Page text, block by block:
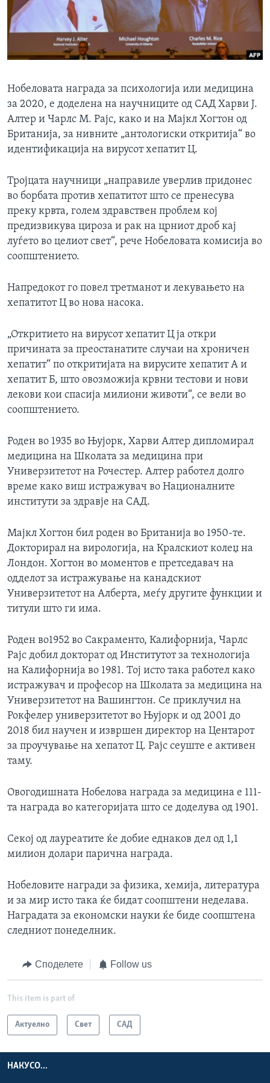
ИНТЕРВЈУА
Нобеловата награда за психологија или медицина
за 2020, е доделена на научниците од САД Харви Ј.
Алтер и Чарлс М. Рајс, како и на Мајкл Хогтон од
Британија, за нивните „антологиски откритија“ во
идентификација на вирусот хепатит Ц.
Тројцата научници „направиле уверлив придонес
во борбата против хепатитот што се пренесува
преку крвта, голем здравствен проблем кој
предизвикува цироза и рак на црниот дроб кај
луѓето во целиот свет“, рече Нобеловата комисија во
соопштението.
Напредокот го повел третманот и лекувањето на
хепатитот Ц во нова насока.
„Откритието на вирусот хепатит Ц ја откри
причината за преостанатите случаи на хроничен
хепатит“ по откритијата на вирусите хепатит А и
хепатит Б, што овозможија крвни тестови и нови
лекови кои спасија милиони животи“, се вели во
соопштението.
Роден во 1935 во Њујорк, Харви Алтер дипломирал
медицина на Школата за медицина при
Универзитетот на Рочестер. Алтер работел долго
време како виш истражувач во Националните
институти за здравје на САД.
Мајкл Хогтон бил роден во Британија во 1950-те.
Докторирал на вирологија, на Кралскиот колеџ на
Лондон. Хогтон во моментов е претседавач на
одделот за истражување на канадскиот
Универзитетот на Алберта, меѓу другите функции и
титули што ги има.
Роден во1952 во Сакраменто, Калифорнија, Чарлс
Рајс добил докторат од Институтот за технологија
на Калифорнија во 1981. Тој исто така работел како
истражувач и професор на Школата за медицина на
Универзитетот на Вашингтон. Се приклучил на
Рокфелер универзитетот во Њујорк и од 2001 до
2018 бил научен и извршен директор на Центарот
за проучување на хепатот Ц. Рајс сеуште е активен
таму.
Овогодишната Нобелова награда за медицина е 111-
та награда во категоријата што се доделува од 1901.
Секој од лауреатите ќе добие еднаков дел од 1,1
милион долари парична награда.
Нобеловите награди за физика, хемија, литература
и за мир исто така ќе бидат соопштени неделава.
Наградата за економски науки ќе биде соопштена
следниот понеделник.
Споделете Follow us
This item is part of
Актуелно Свет САД
НАКУСО...